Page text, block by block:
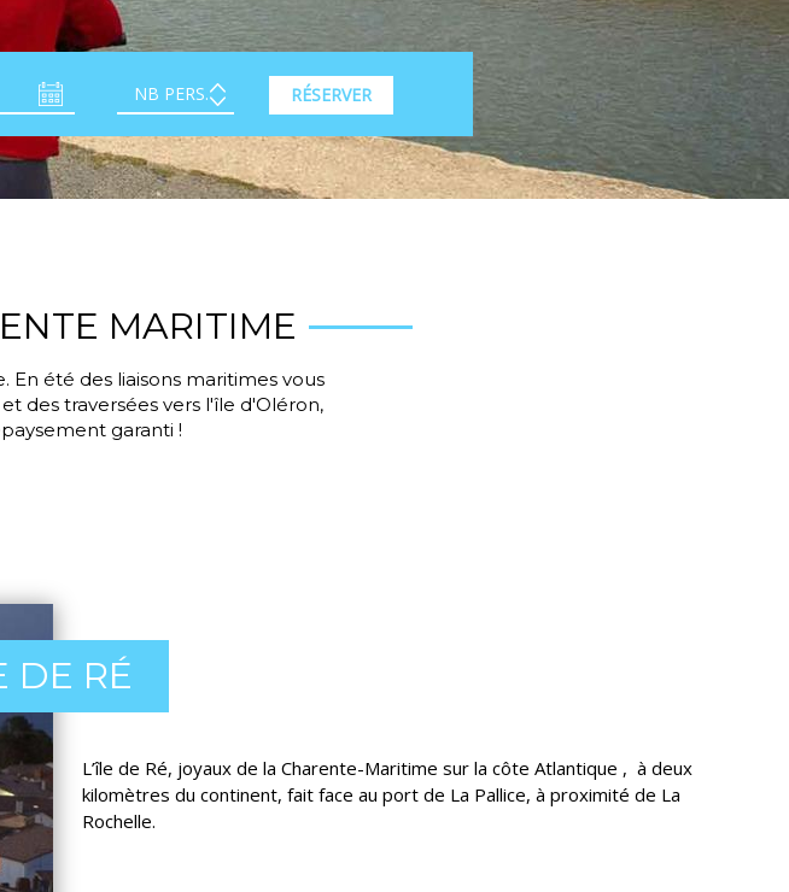
RÉSERVER
MARITIME
été des liaisons maritimes vous
des traversées vers l'île d'Oléron,
garanti !
DE RÉ
L’île de Ré, joyaux de la Charente-Maritime sur la côte Atlantique , à deux
kilomètres du continent, fait face au port de La Pallice, à proximité de La
Rochelle.